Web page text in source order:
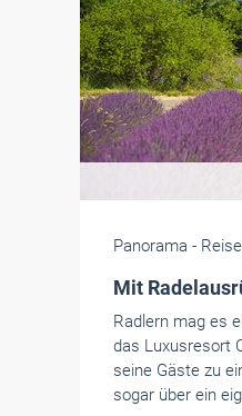
Panorama - Reise
Mit
Radlern mag es
das Luxusresort
seine Gäste zu
sogar über ein